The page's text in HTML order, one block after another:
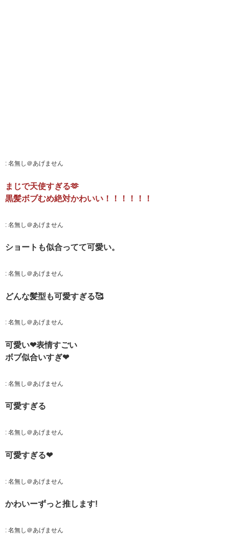
: 名無し＠あげません
まじで天使すぎる🫶
黒髪ボブむめ絶対かわいい！！！！！！
: 名無し＠あげません
ショートも似合ってて可愛い。
: 名無し＠あげません
どんな髪型も可愛すぎる🥰
: 名無し＠あげません
可愛い❤表情すごい
ボブ似合いすぎ❤
: 名無し＠あげません
可愛すぎる
: 名無し＠あげません
可愛すぎる❤
: 名無し＠あげません
かわいーずっと推します!
: 名無し＠あげません